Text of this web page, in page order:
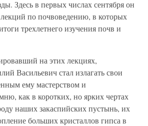
Здесь в первых числах сентября он
по почвоведению, в которых
трехлетнего изучения почв и
на этих лекциях,
Васильевич стал излагать свои
ему мастерством и
как в коротких, но ярких чертах
наших закаспийских пустынь, их
больших кристаллов гипса в